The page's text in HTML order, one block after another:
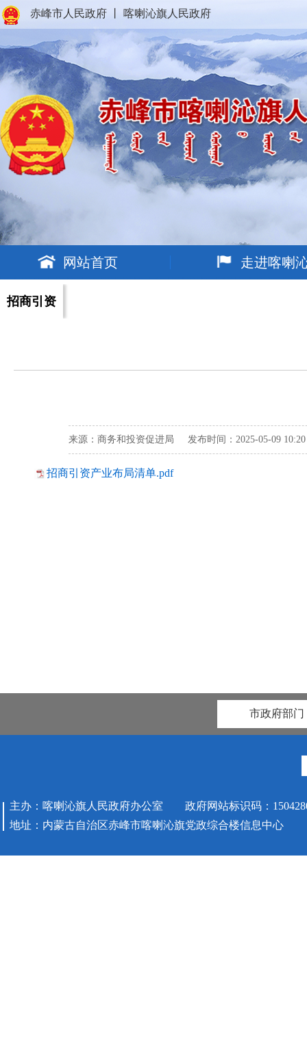
赤峰市人民政府 喀喇沁旗人民政府
网站首页 走进喀喇
招商引资
来源：商务和投资促进局 发布时间：2025-05-09
招商引资产业布局清单.pdf
市政府部门
主办：喀喇沁旗人民政府办公室 政府网站标识码：
地址：内蒙古自治区赤峰市喀喇沁旗党政综合楼信息中心